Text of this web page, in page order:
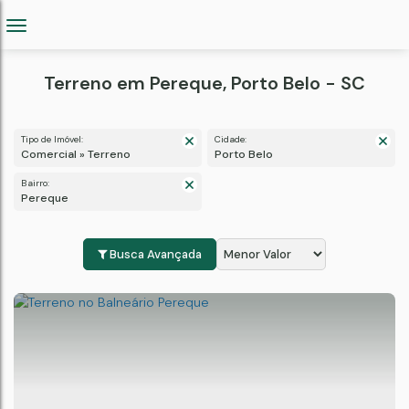
Terreno em Pereque, Porto Belo - SC
Tipo de Imóvel:
Comercial » Terreno
Cidade:
Porto Belo
Bairro:
Pereque
Busca Avançada